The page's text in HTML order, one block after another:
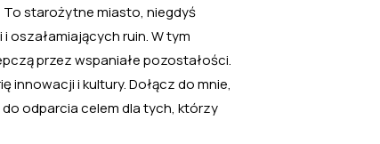
To starożytne miasto, niegdyś
oszałamiających ruin. W tym
przez wspaniałe pozostałości.
i kultury. Dołącz do mnie,
odparcia celem dla tych, którzy